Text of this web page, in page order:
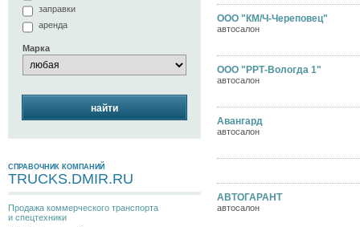
заправки
аренда
Марка
найти
СПРАВОЧНИК КОМПАНИЙ
TRUCKS.DMIR.RU
Продажа коммерческого транспорта
и спецтехники
ООО "КМ/Ч-Череповец"
автосалон
ООО "РРТ-Вологда 1"
автосалон
Авангард
автосалон
АВТОГАРАНТ
автосалон